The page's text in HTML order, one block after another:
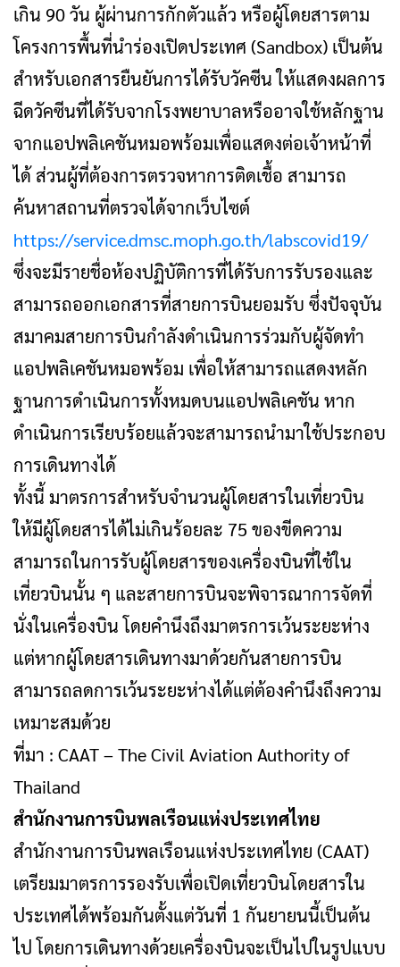
เกิน 90 วัน ผู้ผ่านการกักตัวแล้ว หรือผู้โดยสารตาม
โครงการพื้นที่นำร่องเปิดประเทศ (Sandbox) เป็นต้น
สำหรับเอกสารยืนยันการได้รับวัคซีน ให้แสดงผลการ
ฉีดวัคซีนที่ได้รับจากโรงพยาบาลหรืออาจใช้หลักฐาน
จากแอปพลิเคชันหมอพร้อมเพื่อแสดงต่อเจ้าหน้าที่
ได้ ส่วนผู้ที่ต้องการตรวจหาการติดเชื้อ สามารถ
ค้นหาสถานที่ตรวจได้จากเว็บไซต์
https://service.dmsc.moph.go.th/labscovid19/
ซึ่งจะมีรายชื่อห้องปฏิบัติการที่ได้รับการรับรองและ
สามารถออกเอกสารที่สายการบินยอมรับ ซึ่งปัจจุบัน
สมาคมสายการบินกำลังดำเนินการร่วมกับผู้จัดทำ
แอปพลิเคชันหมอพร้อม เพื่อให้สามารถแสดงหลัก
ฐานการดำเนินการทั้งหมดบนแอปพลิเคชัน หาก
ดำเนินการเรียบร้อยแล้วจะสามารถนำมาใช้ประกอบ
การเดินทางได้
ทั้งนี้ มาตรการสำหรับจำนวนผู้โดยสารในเที่ยวบิน
ให้มีผู้โดยสารได้ไม่เกินร้อยละ 75 ของขีดความ
สามารถในการรับผู้โดยสารของเครื่องบินที่ใช้ใน
เที่ยวบินนั้น ๆ และสายการบินจะพิจารณาการจัดที่
นั่งในเครื่องบิน โดยคำนึงถึงมาตรการเว้นระยะห่าง
แต่หากผู้โดยสารเดินทางมาด้วยกันสายการบิน
สามารถลดการเว้นระยะห่างได้แต่ต้องคำนึงถึงความ
เหมาะสมด้วย
ที่มา : CAAT – The Civil Aviation Authority of
Thailand
สำนักงานการบินพลเรือนแห่งประเทศไทย
สำนักงานการบินพลเรือนแห่งประเทศไทย (CAAT)
เตรียมมาตรการรองรับเพื่อเปิดเที่ยวบินโดยสารใน
ประเทศได้พร้อมกันตั้งแต่วันที่ 1 กันยายนนี้เป็นต้น
ไป โดยการเดินทางด้วยเครื่องบินจะเป็นไปในรูปแบบ